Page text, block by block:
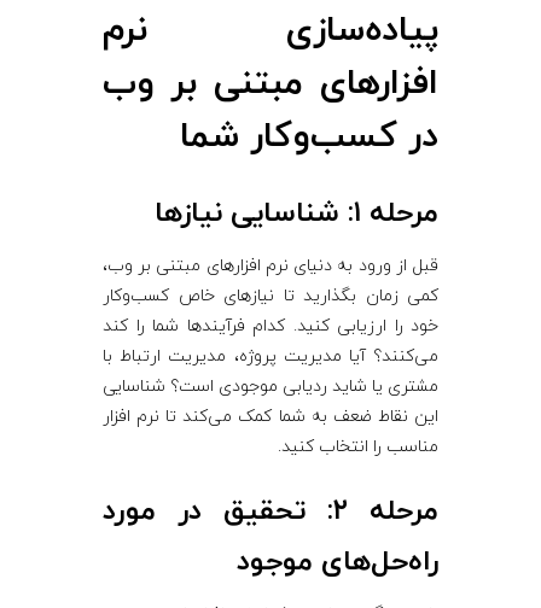
پیاده‌سازی نرم‌
افزارهای مبتنی بر وب
در کسب‌وکار شما
مرحله ۱: شناسایی نیازها
قبل از ورود به دنیای نرم‌ افزارهای مبتنی بر وب،
کمی زمان بگذارید تا نیازهای خاص کسب‌وکار
خود را ارزیابی کنید. کدام فرآیندها شما را کند
می‌کنند؟ آیا مدیریت پروژه، مدیریت ارتباط با
مشتری یا شاید ردیابی موجودی است؟ شناسایی
این نقاط ضعف به شما کمک می‌کند تا نرم‌ افزار
مناسب را انتخاب کنید.
مرحله ۲: تحقیق در مورد
راه‌حل‌های موجود